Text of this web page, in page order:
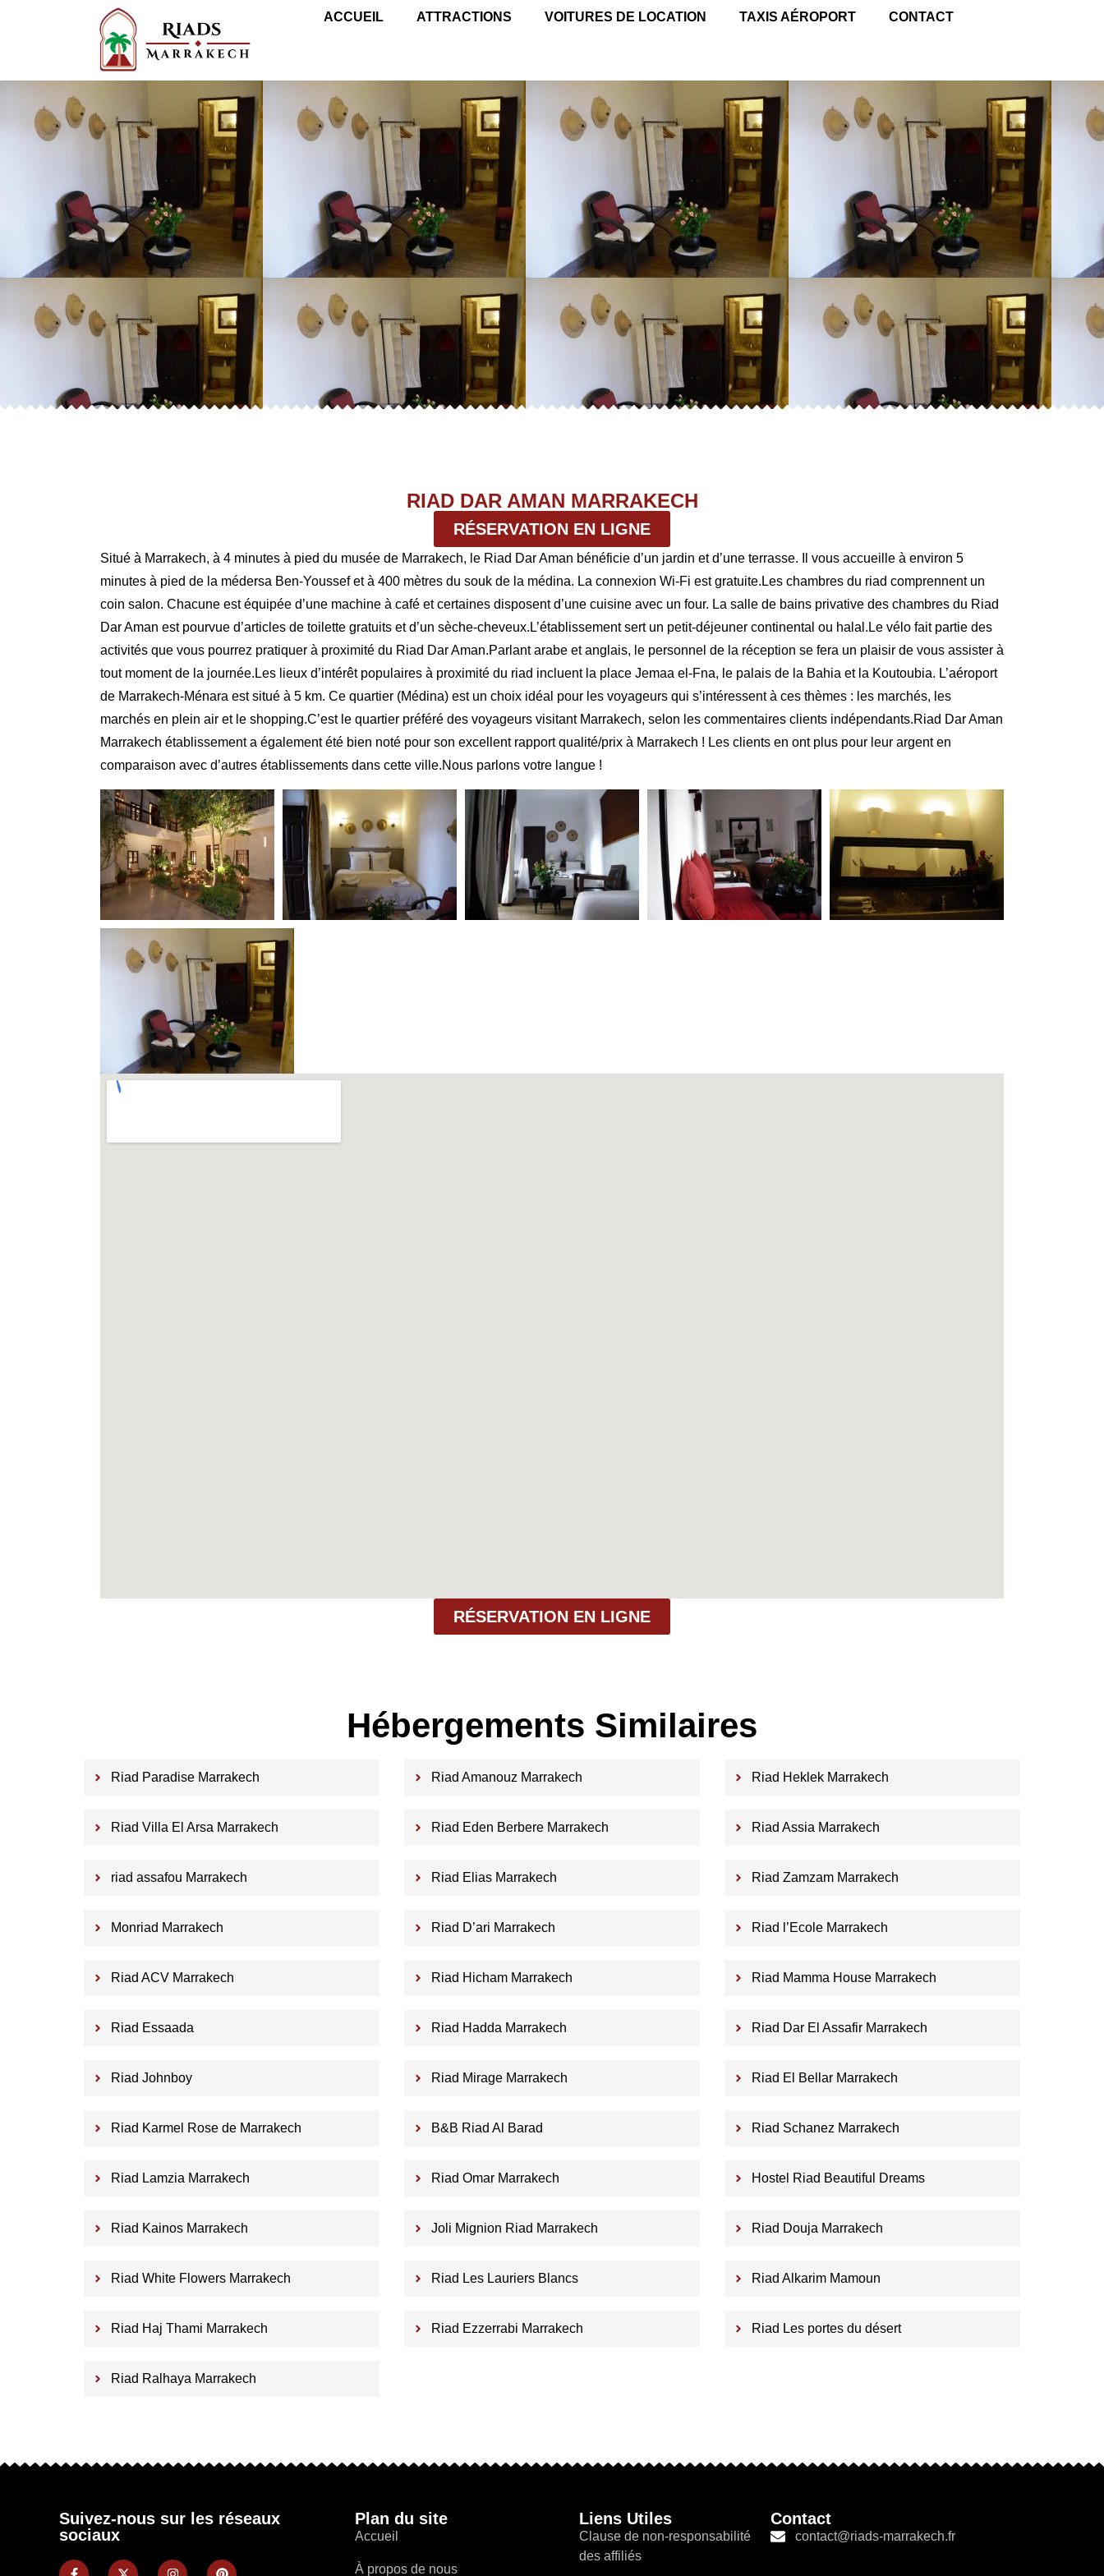
ACCUEIL ATTRACTIONS VOITURES DE LOCATION TAXIS AÉROPORT CONTACT
RIAD DAR AMAN MARRAKECH
RÉSERVATION EN LIGNE
Situé à Marrakech, à 4 minutes à pied du musée de Marrakech, le Riad Dar Aman bénéficie d’un jardin et d’une terrasse. Il vous accueille à environ 5
minutes à pied de la médersa Ben-Youssef et à 400 mètres du souk de la médina. La connexion Wi-Fi est gratuite.Les chambres du riad comprennent un
coin salon. Chacune est équipée d’une machine à café et certaines disposent d’une cuisine avec un four. La salle de bains privative des chambres du Riad
Dar Aman est pourvue d’articles de toilette gratuits et d’un sèche-cheveux.L’établissement sert un petit-déjeuner continental ou halal.Le vélo fait partie des
activités que vous pourrez pratiquer à proximité du Riad Dar Aman.Parlant arabe et anglais, le personnel de la réception se fera un plaisir de vous assister à
tout moment de la journée.Les lieux d’intérêt populaires à proximité du riad incluent la place Jemaa el-Fna, le palais de la Bahia et la Koutoubia. L’aéroport
de Marrakech-Ménara est situé à 5 km. Ce quartier (Médina) est un choix idéal pour les voyageurs qui s’intéressent à ces thèmes : les marchés, les
marchés en plein air et le shopping.C’est le quartier préféré des voyageurs visitant Marrakech, selon les commentaires clients indépendants.Riad Dar Aman
Marrakech établissement a également été bien noté pour son excellent rapport qualité/prix à Marrakech ! Les clients en ont plus pour leur argent en
comparaison avec d’autres établissements dans cette ville.Nous parlons votre langue !
RÉSERVATION EN LIGNE
Hébergements Similaires
Riad Paradise Marrakech Riad Amanouz Marrakech Riad Heklek Marrakech
Riad Villa El Arsa Marrakech Riad Eden Berbere Marrakech Riad Assia Marrakech
riad assafou Marrakech Riad Elias Marrakech Riad Zamzam Marrakech
Monriad Marrakech Riad D’ari Marrakech Riad l’Ecole Marrakech
Riad ACV Marrakech Riad Hicham Marrakech Riad Mamma House Marrakech
Riad Essaada Riad Hadda Marrakech Riad Dar El Assafir Marrakech
Riad Johnboy Riad Mirage Marrakech Riad El Bellar Marrakech
Riad Karmel Rose de Marrakech B&B Riad Al Barad Riad Schanez Marrakech
Riad Lamzia Marrakech Riad Omar Marrakech Hostel Riad Beautiful Dreams
Riad Kainos Marrakech Joli Mignion Riad Marrakech Riad Douja Marrakech
Riad White Flowers Marrakech Riad Les Lauriers Blancs Riad Alkarim Mamoun
Riad Haj Thami Marrakech Riad Ezzerrabi Marrakech Riad Les portes du désert
Riad Ralhaya Marrakech
Suivez-nous sur les réseaux
sociaux
Plan du site
Accueil
À propos de nous
Liens Utiles
Clause de non-responsabilité
des affiliés
Contact
contact@riads-marrakech.fr